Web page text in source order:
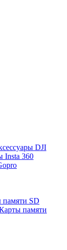
DJI
Insta 360
памяти SD
памяти